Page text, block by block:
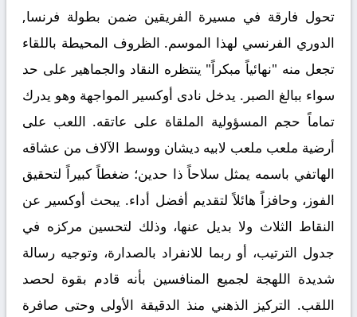
تحول فارقة في مسيرة الفريقين ضمن بطولة فرنسا,
الدوري الفرنسي لهذا الموسم. الظروف المحيطة باللقاء
تجعل منه "نهائياً مبكراً" ينتظره النقاد والجماهير على حد
سواء ببالغ الصبر. يدخل نادى أوكسير المواجهة وهو يدرك
تماماً حجم المسؤولية الملقاة على عاتقه. اللعب على
أرضية ملعب ملعب لابيه ديشان ووسط الآلاف من عشاقه
الهاتفي باسمه يمثل سلاحاً ذا حدين؛ ضغطاً كبيراً لتحقيق
الفوز، وحافزاً هائلاً لتقديم أفضل أداء. يبحث أوكسير عن
النقاط الثلاث ولا بديل عنها، وذلك لتحسين مركزه في
جدول الترتيب، أو ربما للانفراد بالصدارة، وتوجيه رسالة
شديدة اللهجة لجميع المنافسين بأنه قادم بقوة لحصد
اللقب. التركيز الذهني منذ الدقيقة الأولى وحتى صافرة